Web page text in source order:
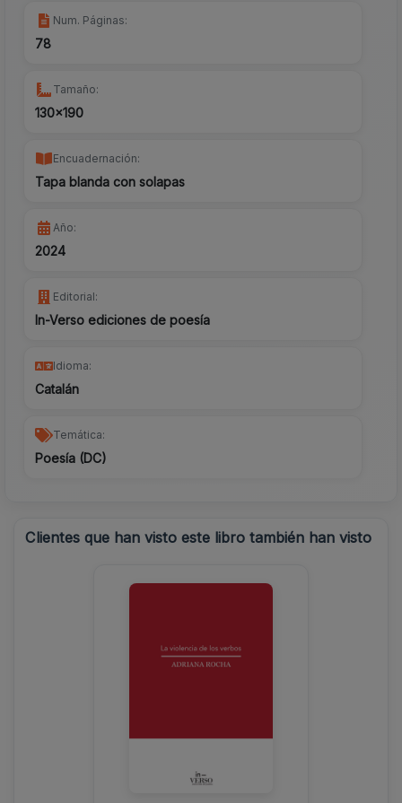
Num. Páginas:
78
Tamaño:
130x190
Encuadernación:
Tapa blanda con solapas
Año:
2024
Editorial:
In-Verso ediciones de poesía
Idioma:
Catalán
Temática:
Poesía (DC)
Clientes que han visto este libro también han visto